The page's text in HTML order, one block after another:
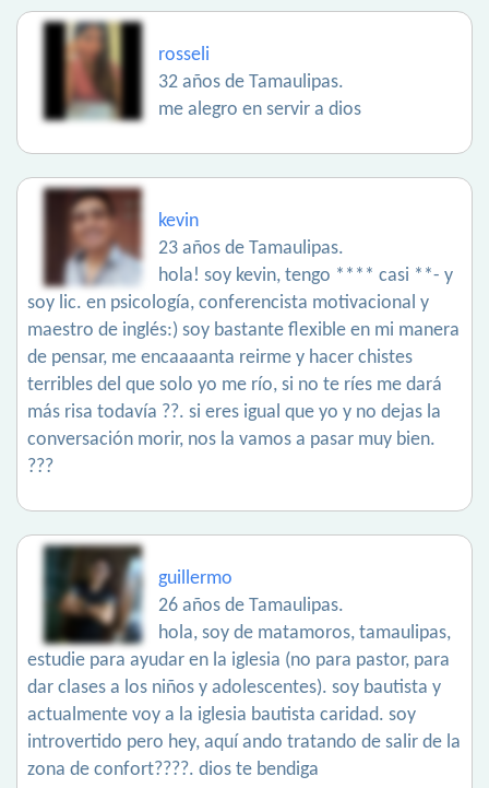
rosseli
32 años de Tamaulipas.
me alegro en servir a dios
kevin
23 años de Tamaulipas.
hola! soy kevin, tengo **** casi **- y
soy lic. en psicología, conferencista motivacional y
maestro de inglés:) soy bastante flexible en mi manera
de pensar, me encaaaanta reirme y hacer chistes
terribles del que solo yo me río, si no te ríes me dará
más risa todavía ??. si eres igual que yo y no dejas la
conversación morir, nos la vamos a pasar muy bien.
???
guillermo
26 años de Tamaulipas.
hola, soy de matamoros, tamaulipas,
estudie para ayudar en la iglesia (no para pastor, para
dar clases a los niños y adolescentes). soy bautista y
actualmente voy a la iglesia bautista caridad. soy
introvertido pero hey, aquí ando tratando de salir de la
zona de confort????. dios te bendiga